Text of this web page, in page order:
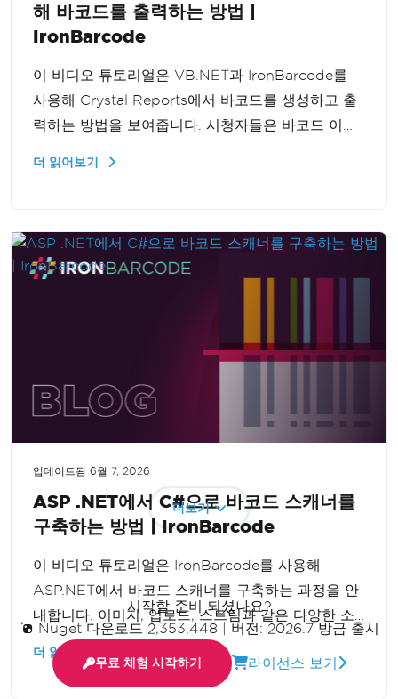
해 바코드를 출력하는 방법 |
IronBarcode
이 비디오 튜토리얼은 VB.NET과 IronBarcode를
사용해 Crystal Reports에서 바코드를 생성하고 출
력하는 방법을 보여줍니다. 시청자들은 바코드 이미
더 읽어보기
업데이트됨 6월 7, 2026
ASP .NET에서 C#으로 바코드 스캐너를
구축하는 방법 | IronBarcode
이 비디오 튜토리얼은 IronBarcode를 사용해
ASP.NET에서 바코드 스캐너를 구축하는 과정을 안
내합니다. 이미지, 업로드, 스트림과 같은 다양한 소
스에서 바코드를 읽는 기술을 다루며, 이 유용한 애
플리케이션을 마스터할 수 있도록 단계별 접근을 제
공합니다.
더 읽어보기
더보기
시작할 준비 되셨나요?
Nuget 다운로드 2,353,448| 버전: 2026.7 방금 출시
무료 체험 시작하기 라이선스 보기